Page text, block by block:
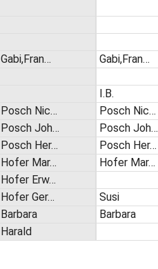
Gabi,Fran…
Posch Nic…
Posch Joh…
Posch Her…
Hofer Mar…
Hofer Erw…
Hofer Ger…
Barbara
Harald
Gabi,Fran…
I.B.
Posch Nic…
Posch Joh…
Posch Her…
Hofer Mar…
Susi
Barbara